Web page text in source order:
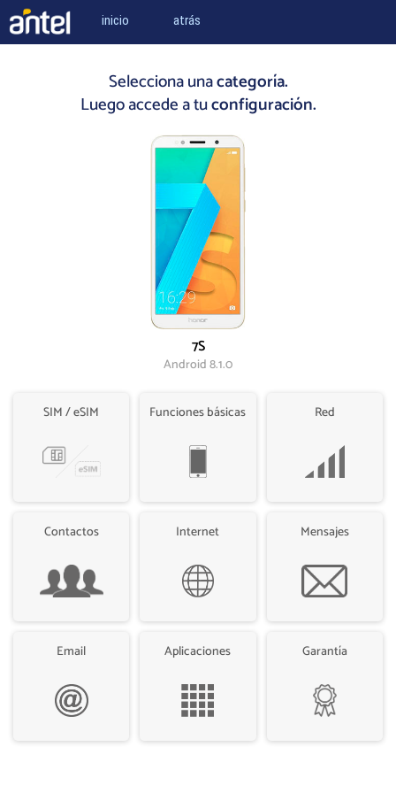
inicio atrás
Selecciona unacategoría.
Luego accede a tuconfiguración.
7S
Android 8.1.0
SIM / eSIM Funciones básicas Red
Contactos Internet Mensajes
Email Aplicaciones Garantía